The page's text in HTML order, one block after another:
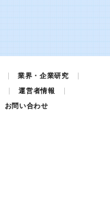
業界・企業研究
運営者情報
お問い合わせ